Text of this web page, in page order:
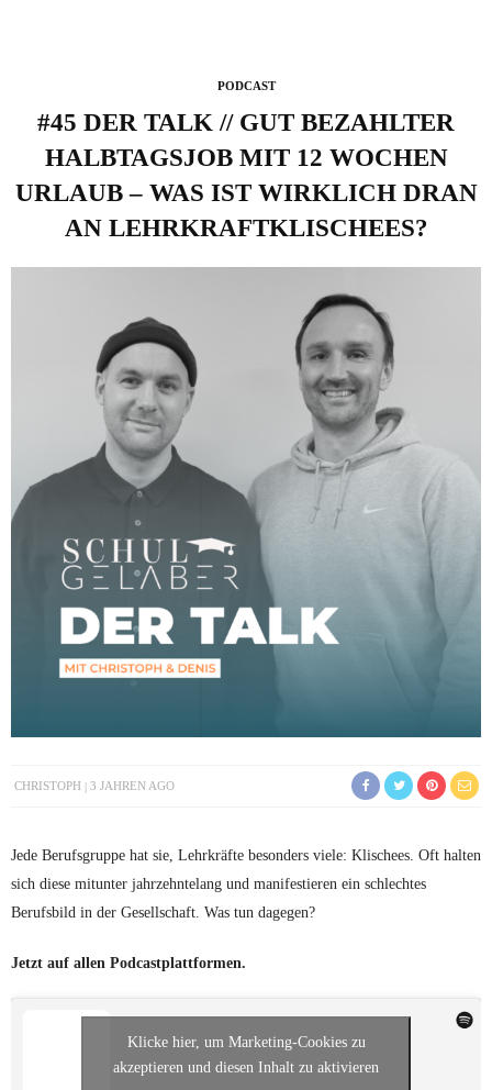
PODCAST
#45 DER TALK // GUT BEZAHLTER
HALBTAGSJOB MIT 12 WOCHEN
URLAUB – WAS IST WIRKLICH DRAN
AN LEHRKRAFTKLISCHEES?
CHRISTOPH 3 JAHREN AGO
Jede Berufsgruppe hat sie, Lehrkräfte besonders viele: Klischees. Oft halten
sich diese mitunter jahrzehntelang und manifestieren ein schlechtes
Berufsbild in der Gesellschaft. Was tun dagegen?
Jetzt auf allen Podcastplattformen.
Klicke hier, um Marketing-Cookies zu
akzeptieren und diesen Inhalt zu aktivieren